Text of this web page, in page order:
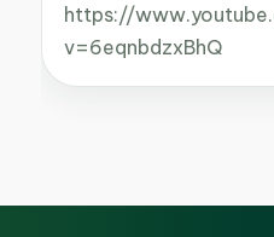
https://
v=6eqnbdzxBhQ